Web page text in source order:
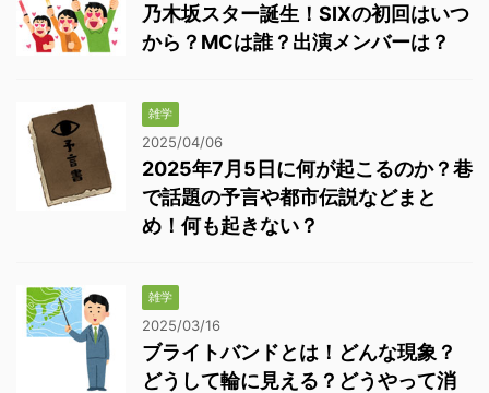
乃木坂スター誕生！SIXの初回はいつ
から？MCは誰？出演メンバーは？
雑学
2025/04/06
2025年7月5日に何が起こるのか？巷
で話題の予言や都市伝説などまと
め！何も起きない？
雑学
2025/03/16
ブライトバンドとは！どんな現象？
どうして輪に見える？どうやって消